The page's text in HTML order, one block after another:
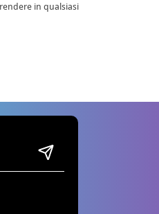
in qualsiasi